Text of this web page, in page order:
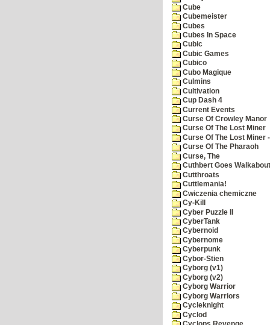
Cube
Cubemeister
Cubes
Cubes In Space
Cubic
Cubic Games
Cubico
Cubo Magique
Culmins
Cultivation
Cup Dash 4
Current Events
Curse Of Crowley Manor
Curse Of The Lost Miner
Curse Of The Lost Miner
Curse Of The Pharaoh
Curse, The
Cuthbert Goes Walkabout
Cutthroats
Cuttlemania!
Cwiczenia chemiczne
Cy-Kill
Cyber Puzzle II
CyberTank
Cybernoid
Cybernome
Cyberpunk
Cybor-Stien
Cyborg (v1)
Cyborg (v2)
Cyborg Warrior
Cyborg Warriors
Cycleknight
Cyclod